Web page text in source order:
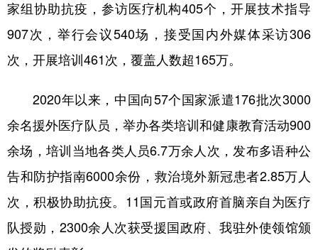
家组协助抗疫，参访医疗机构405个，开展技术指导
907次，举行会议540场，接受国内外媒体采访306
次，开展培训461次，覆盖人数超165万。
2020年以来，中国向57个国家派遣176批次3000
余名援外医疗队员，举办各类培训和健康教育活动900
余场，培训当地各类人员6.7万余人次，发布多语种公
告和防护指南6000余份，救治境外新冠患者2.85万人
次，积极协助抗疫。11国元首或政府首脑亲自为医疗
队授勋，2300余人次获受援国政府、我驻外使领馆颁